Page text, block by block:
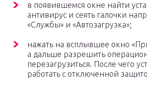
в появившемся окне найти
антивирус и сеять галочки
«Службы» и «Автозагрузка»;
нажать на всплывшее окно
а дальше разрешить
перезагрузиться. После чего
работать с отключенной